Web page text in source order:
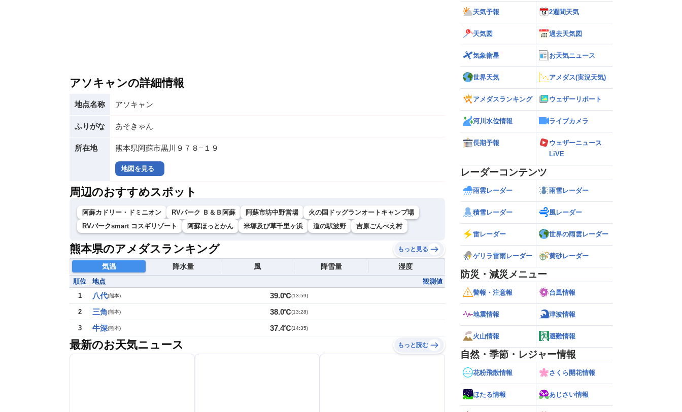
アソキャンの詳細情報
地点名称 アソキャン
ふりがな あそきゃん
所在地 熊本県阿蘇市黒川９７８−１９
地図を見る
周辺のおすすめスポット
阿蘇カドリー・ドミニオン RVパーク Ｂ＆Ｂ阿蘇 阿蘇市坊中野営場
火の国ドッグランオートキャンプ場
RVパークsmart コスギリゾート
阿蘇ほっとかん 米塚及び草千里ヶ浜 道の駅波野 吉原ごんべえ村
熊本県のアメダスランキング もっと見る
気温 降水量 風 降雪量 湿度
順位 地点
観測値
1
八代(熊本) 39.0℃(13:59)
2 三角(熊本) 38.0℃(13:28)
3 牛深(熊本) 37.4℃(14:35)
最新のお天気ニュース もっと読む
天気予報 2週間天気
天気図 過去天気図
気象衛星 お天気ニュース
世界天気 アメダス(実況天気)
アメダスランキング ウェザーリポート
河川水位情報 ライブカメラ
長期予報
ウェザーニュース
LiVE
レーダーコンテンツ
雨雲レーダー 雨雪レーダー
積雪レーダー 風レーダー
雷レーダー 世界の雨雲レーダー
ゲリラ雷雨レーダー 黄砂レーダー
防災・減災メニュー
警報・注意報 台風情報
地震情報 津波情報
火山情報 避難情報
自然・季節・レジャー情報
花粉飛散情報 さくら開花情報
ほたる情報 あじさい情報